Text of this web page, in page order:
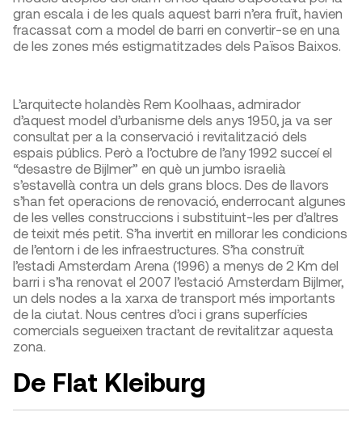
gran escala i de les quals aquest barri n’era fruït, havien
fracassat com a model de barri en convertir-se en una
de les zones més estigmatitzades dels Països Baixos.
L’arquitecte holandès Rem Koolhaas, admirador
d’aquest model d’urbanisme dels anys 1950, ja va ser
consultat per a la conservació i revitalització dels
espais públics. Però a l’octubre de l’any 1992 succeí el
“desastre de Bijlmer” en què un jumbo israelià
s’estavellà contra un dels grans blocs. Des de llavors
s’han fet operacions de renovació, enderrocant algunes
de les velles construccions i substituint-les per d’altres
de teixit més petit. S’ha invertit en millorar les condicions
de l’entorn i de les infraestructures. S’ha construït
l’estadi Amsterdam Arena (1996) a menys de 2 Km del
barri i s’ha renovat el 2007 l’estació Amsterdam Bijlmer,
un dels nodes a la xarxa de transport més importants
de la ciutat. Nous centres d’oci i grans superfícies
comercials segueixen tractant de revitalitzar aquesta
zona.
De Flat Kleiburg